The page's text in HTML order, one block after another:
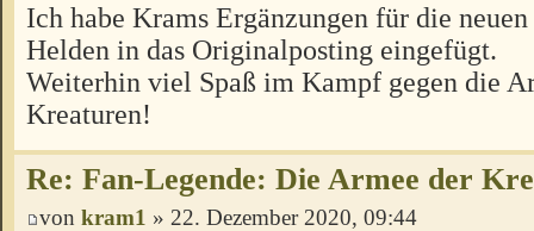
Ich habe Krams Ergänzungen für die
Helden in das Originalposting eingefügt.
Weiterhin viel Spaß im Kampf gegen die
Kreaturen!
Re: Fan-Legende: Die Armee der
von kram1 » 22. Dezember 2020, 09:44